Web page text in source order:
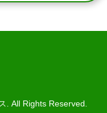
守します。
ツにおいてCookieを
. All Rights Reserved.